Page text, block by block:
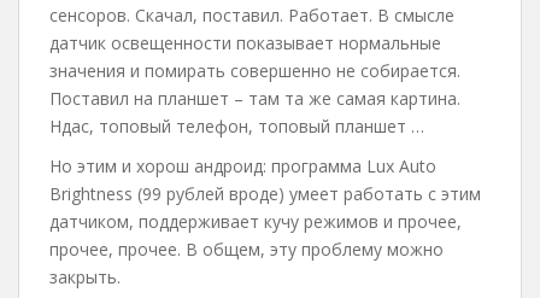
сенсоров. Скачал, поставил. Работает. В смысле
датчик освещенности показывает нормальные
значения и помирать совершенно не собирается.
Поставил на планшет – там та же самая картина.
Ндас, топовый телефон, топовый планшет …
Но этим и хорош андроид: программа Lux Auto
Brightness (99 рублей вроде) умеет работать с этим
датчиком, поддерживает кучу режимов и прочее,
прочее, прочее. В общем, эту проблему можно
закрыть.